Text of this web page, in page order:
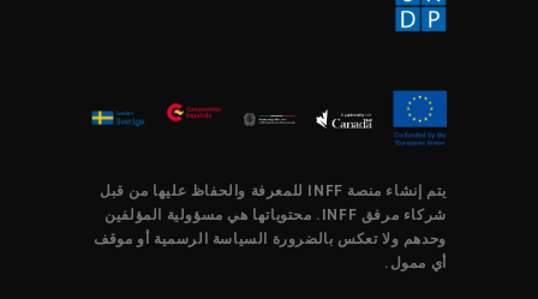
يتم إنشاء منصة INFF للمعرفة والحفاظ عليها من قبل
شركاء مرفق INFF. محتوياتها هي مسؤولية المؤلفين
وحدهم ولا تعكس بالضرورة السياسة الرسمية أو موقف
أي ممول.